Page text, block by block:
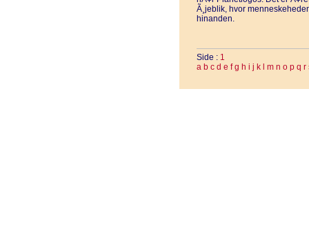
Ã¸jeblik, hvor
hinanden.
Side : 1
a b c d e f g h i j k m n o p q r